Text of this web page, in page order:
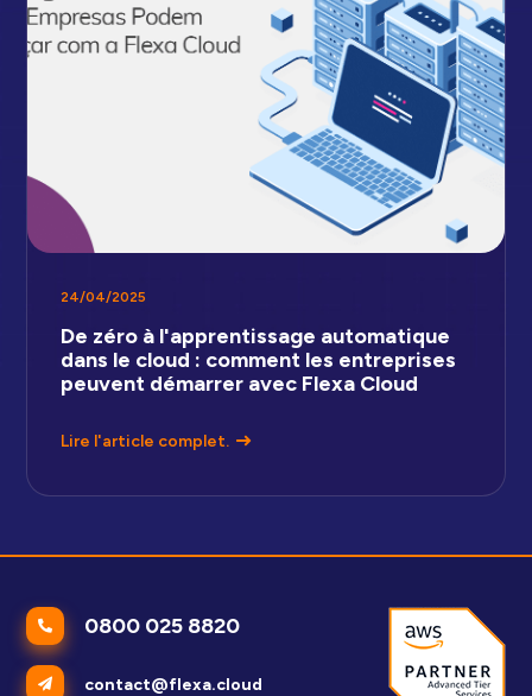
24/04/2025
De zéro à l'apprentissage automatique
dans le cloud : comment les entreprises
peuvent démarrer avec Flexa Cloud
Lire l'article complet.
0800 025 8820
contact@flexa.cloud